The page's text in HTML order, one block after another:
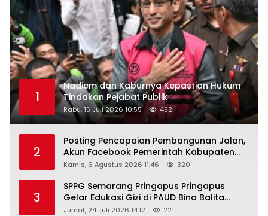
1
Nadiem dan Kaburnya Kepastian Hukum
Tindakan Pejabat Publik
Rabu, 15 Juli 2026 10:55 492
2
Posting Pencapaian Pembangunan Jalan,
Akun Facebook Pemerintah Kabupaten
Rembang “Dirujak” Warganet
Kamis, 6 Agustus 2026 11:46 320
3
SPPG Semarang Pringapus Pringapus
Gelar Edukasi Gizi di PAUD Bina Balita
Peringati Hari Anak Nasional 2026
Jumat, 24 Juli 2026 14:12 221